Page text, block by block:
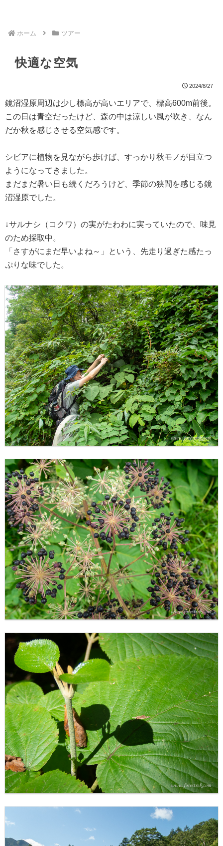
ホーム ツアー
快適な空気
2024/8/27
鏡沼湿原周辺は少し標高が高いエリアで、標高600m前後。
この日は青空だったけど、森の中は涼しい風が吹き、なん
だか秋を感じさせる空気感です。
シビアに植物を見ながら歩けば、すっかり秋モノが目立つ
ようになってきました。
まだまだ暑い日も続くだろうけど、季節の狭間を感じる鏡
沼湿原でした。
↓サルナシ（コクワ）の実がたわわに実っていたので、味見
のため採取中。
「さすがにまだ早いよね～」という、先走り過ぎた感たっ
ぷりな味でした。